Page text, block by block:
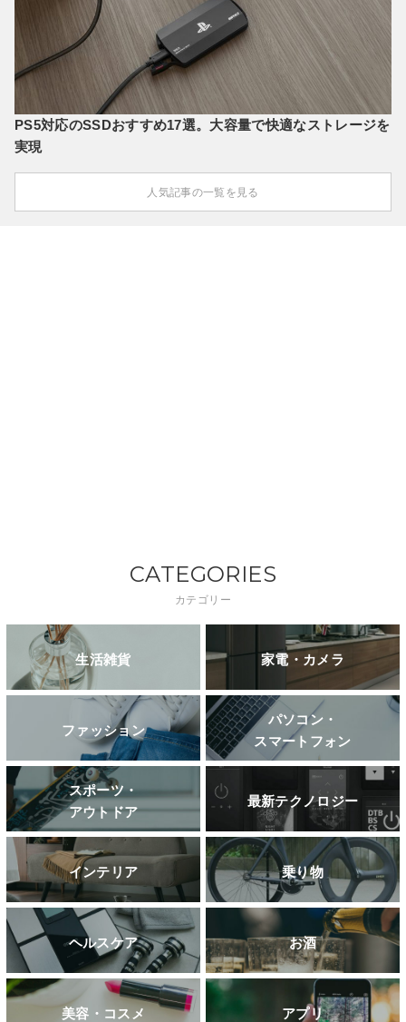
PS5対応のSSDおすすめ17選。大容量で快適なストレージを
実現
人気記事の一覧を見る
CATEGORIES
カテゴリー
生活雑貨 家電・カメラ
ファッション
パソコン・
スマートフォン
スポーツ・
アウトドア
最新テクノロジー
インテリア 乗り物
ヘルスケア お酒
美容・コスメ アプリ